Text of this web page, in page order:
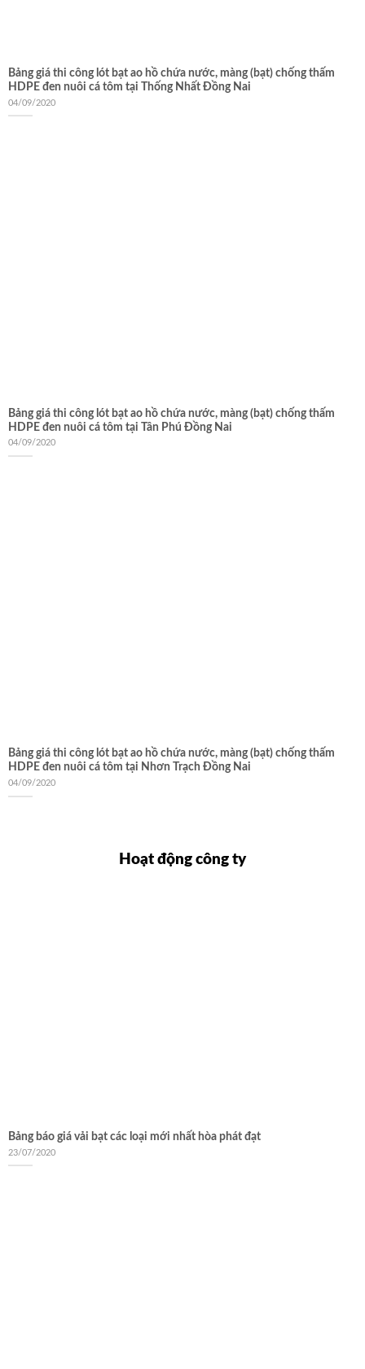
Bảng giá thi công lót bạt ao hồ chứa nước, màng (bạt) chống thấm
HDPE đen nuôi cá tôm tại Thống Nhất Đồng Nai
04/09/2020
Bảng giá thi công lót bạt ao hồ chứa nước, màng (bạt) chống thấm
HDPE đen nuôi cá tôm tại Tân Phú Đồng Nai
04/09/2020
Bảng giá thi công lót bạt ao hồ chứa nước, màng (bạt) chống thấm
HDPE đen nuôi cá tôm tại Nhơn Trạch Đồng Nai
04/09/2020
Hoạt động công ty
Bảng báo giá vải bạt các loại mới nhất hòa phát đạt
23/07/2020